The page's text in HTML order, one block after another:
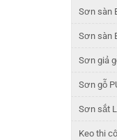
Sơn sàn
Sơn sàn
Sơn giả
Sơn gỗ
Sơn sắt
Keo thi